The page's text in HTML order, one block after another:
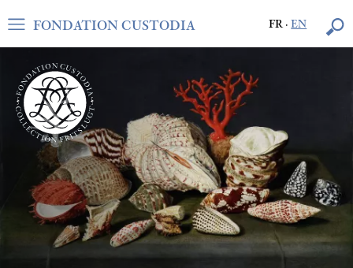
FR·EN
FONDATION CUSTODIA